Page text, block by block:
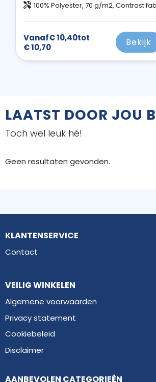
100% Polyester, 70 g/m2, Contrast fabric, Gaas met cool fit afwerking van 100% Polyester, 70 g/m2
Vanaf€ 10,40tot
€ 10,70
Bekijk
LAATST DOOR JOU
Toch wel leuk hé!
Geen resultaten gevonden.
KLANTENSERVICE
Contact
VEILIG WINKELEN
Algemene voorwaarden
Privacy statement
Cookiebeleid
Disclaimer
AANBEVOLEN CATEGORIEËN